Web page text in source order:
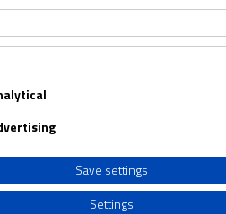
Social, Empleo y
mientras que la segunda
Save settings
Settings